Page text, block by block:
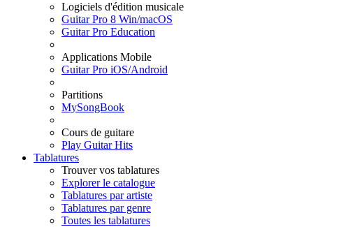
Logiciels d'édition musicale
Guitar Pro 8 Win/macOS
Guitar Pro Education
Applications Mobile
Guitar Pro iOS/Android
Partitions
MySongBook
Cours de guitare
Play Guitar Hits
Tablatures
Trouver vos tablatures
Explorer le catalogue
Tablatures par artiste
Tablatures par genre
Toutes les tablatures